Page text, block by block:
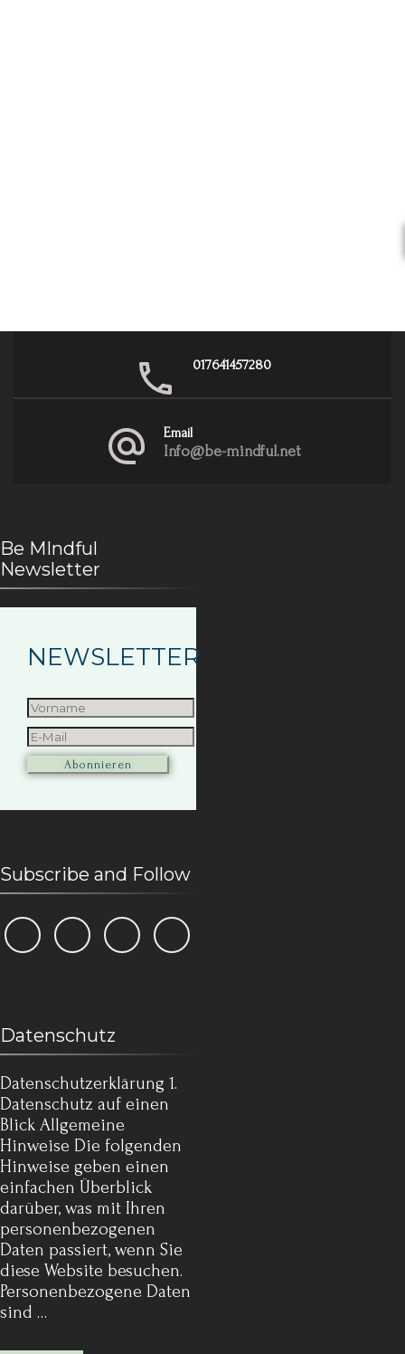
017641457280
Email
Info@be-mindful.net
Be MIndful
Newsletter
NEWSLETTER
Subscribe and Follow
Datenschutz
Datenschutz­erklärung 1.
Datenschutz auf einen
Blick Allgemeine
Hinweise Die folgenden
Hinweise geben einen
einfachen Überblick
darüber, was mit Ihren
personenbezogenen
Daten passiert, wenn Sie
diese Website besuchen.
Personenbezogene Daten
sind …